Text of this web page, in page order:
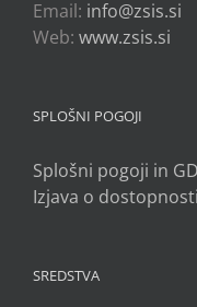
Email: info@zsis.si
Web: www.zsis.si
SPLOŠNI POGOJI
Splošni pogoji in
Izjava o dostopnosti
SREDSTVA